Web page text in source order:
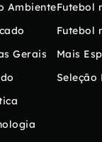
Ambiente
Gerais
Futebol
Futebol
Mais
Seleção